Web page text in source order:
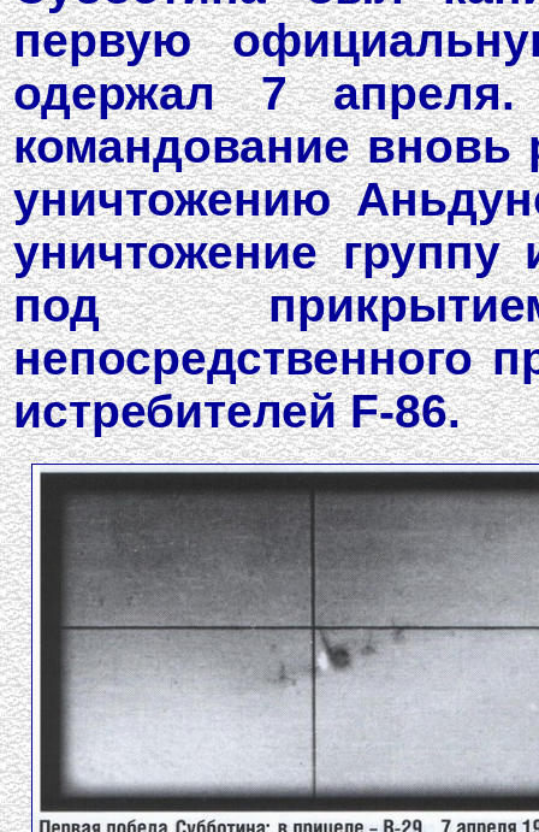
первую
одержал 7
командование
уничтожению
уничтожение
под
непосредственного
истребителей F-86.